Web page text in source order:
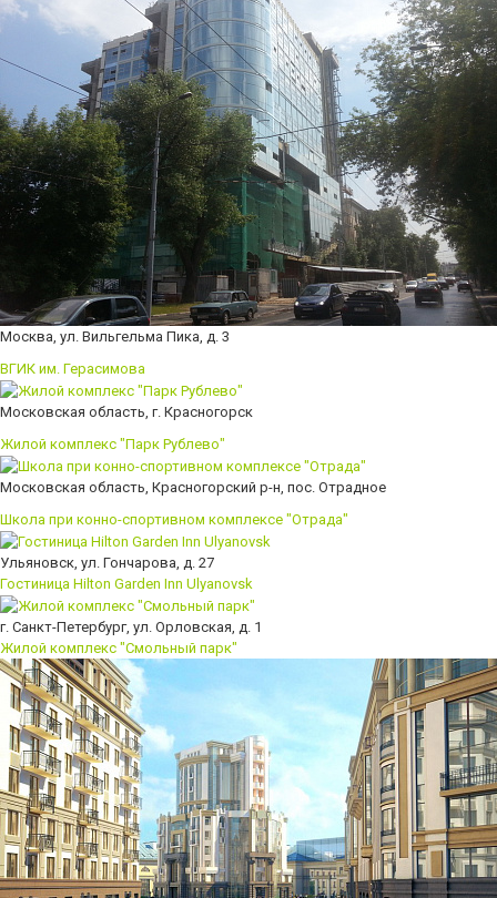
Москва, ул. Вильгельма Пика, д. 3
ВГИК им. Герасимова
Московская область, г. Красногорск
Жилой комплекс "Парк Рублево"
Московская область, Красногорский р-н, пос. Отрадное
Школа при конно-спортивном комплексе "Отрада"
Ульяновск, ул. Гончарова, д. 27
Гостиница Hilton Garden Inn Ulyanovsk
г. Санкт-Петербург, ул. Орловская, д. 1
Жилой комплекс "Смольный парк"